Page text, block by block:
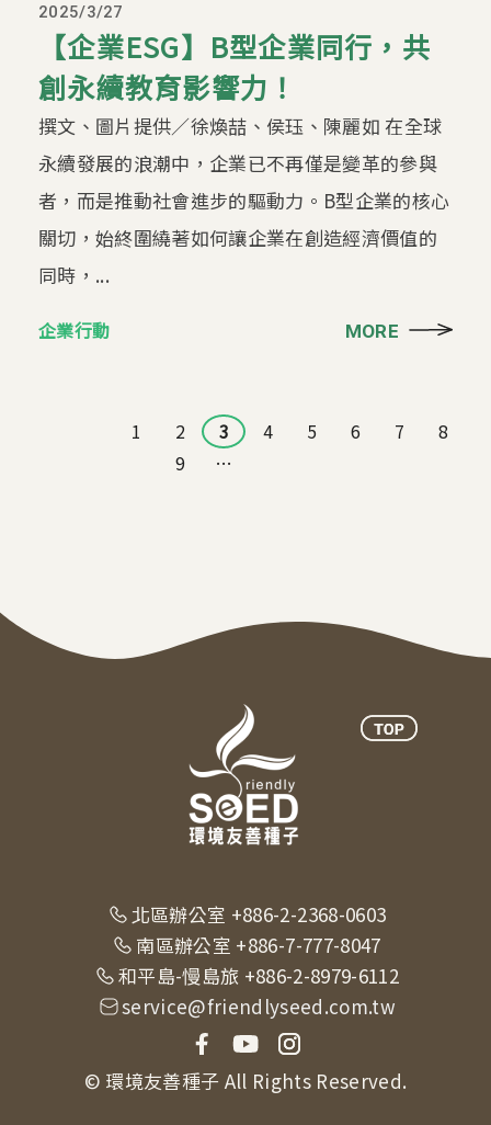
2025/3/27
【企業ESG】B型企業同行，共
創永續教育影響力！
撰文、圖片提供／徐煥喆、侯珏、陳麗如 在全球
永續發展的浪潮中，企業已不再僅是變革的參與
者，而是推動社會進步的驅動力。B型企業的核心
關切，始終圍繞著如何讓企業在創造經濟價值的
同時，...
企業行動 MORE
1 2 3 4 5 6 7
8
9
…
北區辦公室 +886-2-2368-0603
南區辦公室 +886-7-777-8047
和平島-慢島旅 +886-2-8979-6112
service@friendlyseed.com.tw
© 環境友善種子 All Rights Reserved.